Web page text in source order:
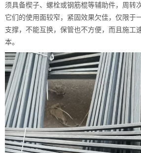
须具备楔子、螺栓或钢筋棍等辅助件，周转
它们的使用面较窄，紧固效果欠佳，仅限于
支撑，不能互换，保管也不方便，而且施工
本。